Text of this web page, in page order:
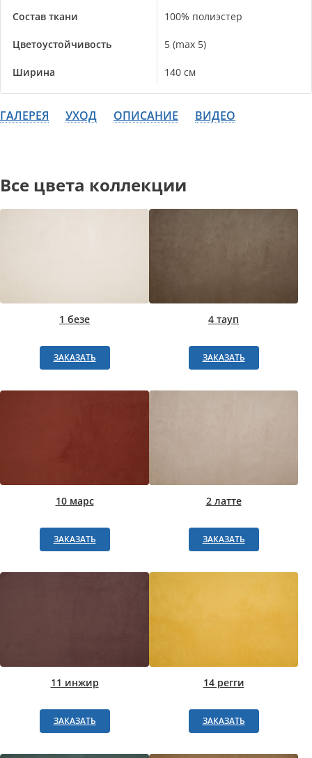
Состав ткани 100% полиэстер
Цветоустойчивость 5 (max 5)
Ширина 140 см
ГАЛЕРЕЯ УХОД ОПИСАНИЕ ВИДЕО
Все цвета коллекции
1 безе
ЗАКАЗАТЬ
4 тауп
ЗАКАЗАТЬ
10 марс
ЗАКАЗАТЬ
2 латте
ЗАКАЗАТЬ
11 инжир
ЗАКАЗАТЬ
14 регги
ЗАКАЗАТЬ